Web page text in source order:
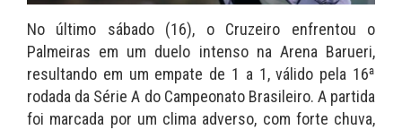
No último sábado (16), o Cruzeiro enfrentou o
Palmeiras em um duelo intenso na Arena Barueri,
resultando em um empate de 1 a 1, válido pela 16ª
rodada da Série A do Campeonato Brasileiro. A partida
foi marcada por um clima adverso, com forte chuva,